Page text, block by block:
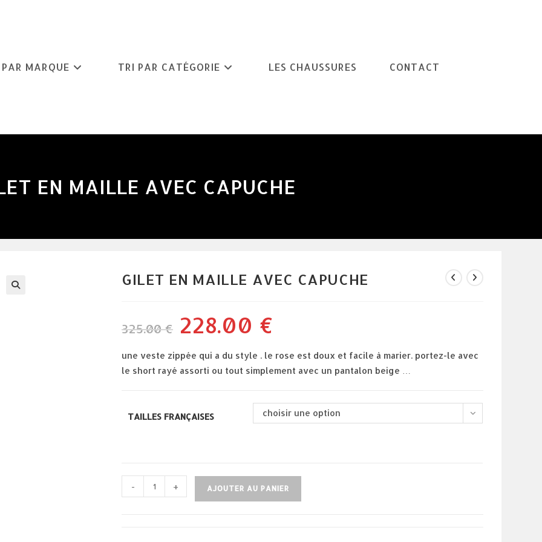
MARQUE TRI PAR CATÉGORIE LES CHAUSSURES CONTACT
EN MAILLE AVEC CAPUCHE
GILET EN MAILLE AVEC CAPUCHE
325.00€
le
prix
initial
325.00 €.
228.00 €
228.00 €.
une veste zippée qui a du style . le rose est doux et facile à marier. portez-le avec
le short rayé assorti ou tout simplement avec un pantalon beige …
TAILLES FRANÇAISES choisir une option
quantité
de
- + AJOUTER AU PANIER